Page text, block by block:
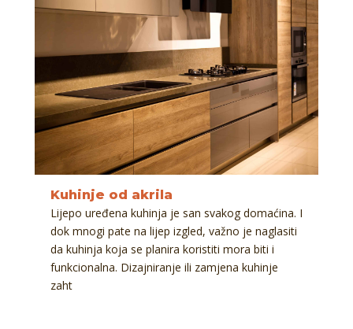
Kuhinje od akrila
Lijepo uređena kuhinja je san svakog domaćina. I
dok mnogi pate na lijep izgled, važno je naglasiti
da kuhinja koja se planira koristiti mora biti i
funkcionalna. Dizajniranje ili zamjena kuhinje
zaht